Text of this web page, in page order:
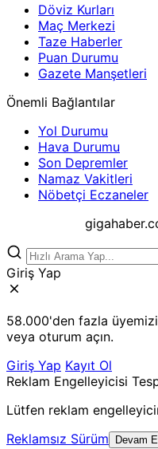
Döviz Kurları
Maç Merkezi
Taze Haberler
Puan Durumu
Gazete Manşetleri
Önemli Bağlantılar
Yol Durumu
Hava Durumu
Son Depremler
Namaz Vakitleri
Nöbetçi Eczaneler
Giriş Yap
58.000'den fazla
veya oturum açın.
Giriş Yap Kayıt Ol
Reklam Engelleyicisi
Lütfen reklam
Reklamsız Sürüm
Devam